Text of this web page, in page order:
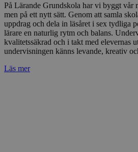
På Lärande Grundskola har vi byggt vår
men på ett nytt sätt. Genom att samla
uppdrag och dela in läsåret i sex tydliga
lärare en naturlig rytm och balans.
kvalitetssäkrad och i takt med elevernas
undervisningen känns levande, kreativ och rolig för eleverna.​​​​‌
Läs mer​​​​‌ ‍ ​‍​‍‌‍ ‌ ​‍‌‍‍‌‌‍‌ ‌‍‍‌‌‍ ‍​‍​‍​ ‍‍​‍​‍‌ ​ ‌‍​‌‌‍ ‍‌‍‍‌‌ ‌​‌ ‍‌​‍ ‍‌‍‍‌‌‍ ​‍​‍​‍ ​​‍​‍‌‍‍​‌ ​‍‌‍‌‌‌‍‌‍​‍​‍​ ‍‍​‍​‍​‍ ‌ ​ ‌ ‌​‌ ‌‌‌‍‌​‌‍‍‌‌‍ ​‍ ‌‍‍‌‌‍ ‍‌ ‌​‌‍‌‌‌‍ ‍‌ ‌​​‍ ‌‍‌‌‌‍‌​‌‍‍‌‌ ‌​​‍ ‌‍ ‌‌‍ ‌‍‌​‌‍‌‌​ ‌‌ ​​‌ ​‍‌‍‌‌‌ ​ ‌‍‌‌‌‍ ‍‌ ‌​‌‍​‌‌ ‌​‌‍‍‌‌‍ ‌‍ ‍​ ‍ ‌‍‍‌‌‍‌​​ ‌​ ​ ​ ‍‌‌‍​ ​ ​‍​ ‍‌‌‍​‌‌‍‌‍​ ‌​​‍ ‌‌‍​‍‌‍​‍‌‍‌‌​ ​​​‍ ‌​ ‌​​ ‌ ​ ​‍​ ​‌​‍ ‌‌‍​‌‌‍​‌‌‍‌‍​ ‌​​‍ ‌‌‍‌‌​ ‌‍​ ​‍‌‍​‌‌‍​‌‌‍​ ‌‍​ ​ ​​​ ‌‌​ ‌‍​ ‌ ​ ‍‌​ ‍ ‌ ‌​‌ ‍‌‌ ​​‌‍‌‌​ ‌‌‍​‌‌ ​‍‌ ‌​‌‍‍‌‌‍​ ‌‍ ​‌‍‌‌‌‌​​‌‍​‌‌‍‌ ‌‍‌‌​ ‍ ‌ ​​‌‍​‌‌ ‌​‌‍‍​​ ‌‌ ​​‌‍​‌‌‍‌ ‌‍‌‌‌​​‍‌ ‌‌‌‍‍‌‌‍ ​‌‍‌​‌‍‌‌‌ ​‍​‍‌‌​ ‌‌‌​​‍‌‌ ‌‍‍ ‌‍‌‌‌ ‍‌​‍‌‌​ ​ ‌​‌​​‍‌‌​ ​ ‌​‌​​‍‌‌​ ​‍​ ​‍‌‍​ ​ ​​​ ‌‌​ ‌‌​ ‌​​ ‌ ‌‍‌‌​ ‌ ‌‍​‌​ ​‌​ ‌​​ ​‌​‍‌‌​ ​‍​ ​‍​‍‌‌​ ‌‌‌​‌​​‍ ‍‌‍​ ‌‍​‌‌ ​‍‌‍‌​‌ ​ ​‍‌‌​ ‌‌‌​​‍‌‌ ‌‍‍ ‌‍‌‌‌ ‍‌​‍‌‌​ ​ ‌​‌​​‍‌‌​ ​ ‌​‌​​‍‌‌​ ​‍​ ​‍‌‍​‍​ ‌ ‌‍‌‍‌‍‌‍​ ‍‌‌‍‌​​ ​ ‌‍‌‌​ ‍‌​ ‍​​ ‌ ​ ‌‌​‍‌‌​ ​‍​ ​‍​‍‌‌​ ‌‌‌​‌​​‍ ‍‌‍​ ‌‍​‌‌‍ ​‌‍ ​‌‌‌​‌‍ ‌​​‌‌‍​ ‌ ‌​‌‍‍‌‌‍ ‌‍ ‍​‍‌‌​ ‌‌‌​​‍‌‌ ‌‍‍ ‌‍‌‌‌ ‍‌​‍‌‌​ ​ ‌​‌​​‍‌‌​ ​ ‌​‌​​‍‌‌​ ​‍​ ​‍​ ​​‌‍‌​​ ‌‌‌‍‌‌‌‍​ ​ ​‌‌‍​‍​ ‌ ​ ‍​​ ‌‌​ ​ ‌‍​ ​‍‌‌​ ​‍​ ​‍​‍‌‌​ ‌‌‌​‌​​‍ ‍‌ ‌​‌‍‍‌‌ ‌​‌‍ ​‌‍‌‌​ ‌‍​‍‌‍​‌‌ ​ ‌‍‌‌‌‌‌‌‌ ​‍‌‍ ​​ ‌​‍‌‌​ ​‍‌​‌‍‌ ​ ‌ ‌​‌ ‌‌‌‍‌​‌‍‍‌‌‍ ​‍‌‍‌‍‍‌‌‍‌​​ ‌​ ​ ​ ‍‌‌‍​ ​ ​‍​ ‍‌‌‍​‌‌‍‌‍​ ‌​​‍ ‌‌‍​‍‌‍​‍‌‍‌‌​ ​​​‍ ‌​ ‌​​ ‌ ​ ​‍​ ​‌​‍ ‌‌‍​‌‌‍​‌‌‍‌‍​ ‌​​‍ ‌‌‍‌‌​ ‌‍​ ​‍‌‍​‌‌‍​‌‌‍​ ‌‍​ ​ ​​​ ‌‌​ ‌‍​ ‌ ​ ‍‌​‍‌‍‌ ‌​‌ ‍‌‌ ​​‌‍‌‌​ ‌‌‍​‌‌ ​‍‌ ‌​‌‍‍‌‌‍​ ‌‍ ​‌‍‌‌‌‌​​‌‍​‌‌‍‌ ‌‍‌‌​‍‌‍‌ ​​‌‍​‌‌ ‌​‌‍‍​​ ‌‌ ​​‌‍​‌‌‍‌ ‌‍‌‌‌​​‍‌ ‌‌‌‍‍‌‌‍ ​‌‍‌​‌‍‌‌‌ ​‍​‍‌‌​ ‌‌‌​​‍‌‌ ‌‍‍ ‌‍‌‌‌ ‍‌​‍‌‌​ ​ ‌​‌​​‍‌‌​ ​ ‌​‌​​‍‌‌​ ​‍​ ​‍‌‍​ ​ ​​​ ‌‌​ ‌‌​ ‌​​ ‌ ‌‍‌‌​ ‌ ‌‍​‌​ ​‌​ ‌​​ ​‌​‍‌‌​ ​‍​ ​‍​‍‌‌​ ‌‌‌​‌​​‍ ‍‌‍​ ‌‍​‌‌ ​‍‌‍‌​‌ ​ ​‍‌‌​ ‌‌‌​​‍‌‌ ‌‍‍ ‌‍‌‌‌ ‍‌​‍‌‌​ ​ ‌​‌​​‍‌‌​ ​ ‌​‌​​‍‌‌​ ​‍​ ​‍‌‍​‍​ ‌ ‌‍‌‍‌‍‌‍​ ‍‌‌‍‌​​ ​ ‌‍‌‌​ ‍‌​ ‍​​ ‌ ​ ‌‌​‍‌‌​ ​‍​ ​‍​‍‌‌​ ‌‌‌​‌​​‍ ‍‌‍​ ‌‍​‌‌‍ ​‌‍ ​‌‌‌​‌‍ ‌​​‌‌‍​ ‌ ‌​‌‍‍‌‌‍ ‌‍ ‍​‍‌‌​ ‌‌‌​​‍‌‌ ‌‍‍ ‌‍‌‌‌ ‍‌​‍‌‌​ ​ ‌​‌​​‍‌‌​ ​ ‌​‌​​‍‌‌​ ​‍​ ​‍​ ​​‌‍‌​​ ‌‌‌‍‌‌‌‍​ ​ ​‌‌‍​‍​ ‌ ​ ‍​​ ‌‌​ ​ ‌‍​ ​‍‌‌​ ​‍​ ​‍​‍‌‌​ ‌‌‌​‌​​‍ ‍‌ ‌​‌‍‍‌‌ ‌​‌‍ ​‌‍‌‌​‍‌‍‌ ​​‌‍‌‌‌ ​‍‌ ​ ‌ ​​‌‍‌‌‌‍​ ‌ ‌​‌‍‍‌‌ ‌‍‌‍‌‌​ ‌‌ ​​‌ ‌‌‌‍​‍‌‍ ​‌‍‍‌‌ ​ ‌‍‍​‌‍‌‌‌‍‌​​‍​‍‌ ‌